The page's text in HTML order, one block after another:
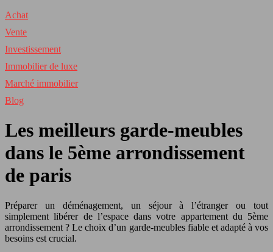
Achat
Vente
Investissement
Immobilier de luxe
Marché immobilier
Blog
Les meilleurs garde-meubles
dans le 5ème arrondissement
de paris
Préparer un déménagement, un séjour à l’étranger ou tout
simplement libérer de l’espace dans votre appartement du 5ème
arrondissement ? Le choix d’un garde-meubles fiable et adapté à vos
besoins est crucial.